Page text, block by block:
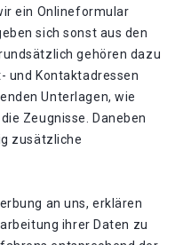
ein Onlineformular
sich sonst aus den
gehören dazu
und Kontaktadressen
Unterlagen, wie
Zeugnisse. Daneben
zusätzliche
an uns, erklären
ihrer Daten zu